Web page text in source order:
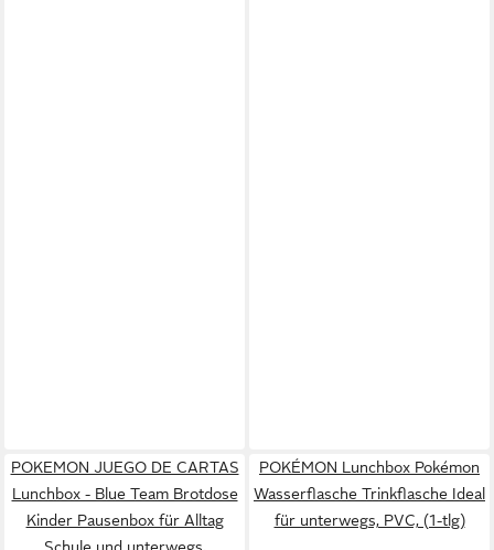
POKEMON JUEGO DE CARTAS
Lunchbox - Blue Team Brotdose
Kinder Pausenbox für Alltag
POKÉMON Lunchbox Pokémon
Wasserflasche Trinkflasche Ideal
für unterwegs, PVC, (1-tlg)